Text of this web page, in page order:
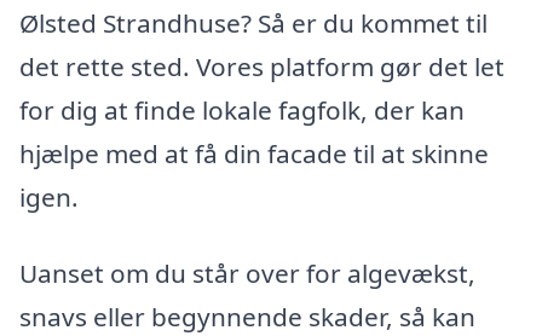
Ølsted Strandhuse? Så er du kommet til
det rette sted. Vores platform gør det let
for dig at finde lokale fagfolk, der kan
hjælpe med at få din facade til at skinne
igen.
Uanset om du står over for algevækst,
snavs eller begynnende skader, så kan